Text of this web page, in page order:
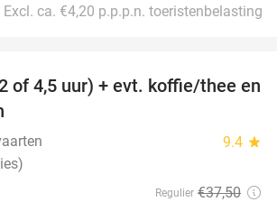
Excl. ca. €4,20 p.p.p.n. toeristenbelasting
61%
of 4,5 uur) + evt. koffie/thee en
9.4 star
Regulier €37,50